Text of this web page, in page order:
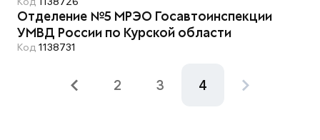
Отделение №5 МРЭО Госавтоинспекции
УМВД России по Курской области
Код 1138731
2 3 4